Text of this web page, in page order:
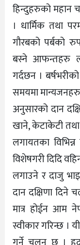
हिन्दुहरुको
। धार्मिक तथा
गौरबको पर्बको
बस्ने आफन्तहरु
गर्दछन ।
समयमा
अनुसारको दान
खाने, केटाकेटी
लगायतका
विशेषगरी दिदि
लगाउने र दाजु
दान दक्षिणा दिने
मात्र होईन आम
स्वीकार गरिन्छ ।